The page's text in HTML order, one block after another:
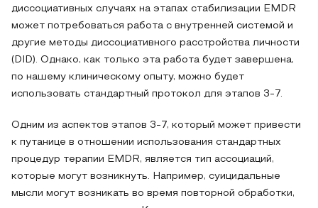
диссоциативных случаях на этапах стабилизации EMDR
может потребоваться работа с внутренней системой и
другие методы диссоциативного расстройства личности
(DID). Однако, как только эта работа будет завершена,
по нашему клиническому опыту, можно будет
использовать стандартный протокол для этапов 3-7.
Одним из аспектов этапов 3-7, который может привести
к путанице в отношении использования стандартных
процедур терапии EMDR, является тип ассоциаций,
которые могут возникнуть. Например, суицидальные
мысли могут возникать во время повторной обработки,